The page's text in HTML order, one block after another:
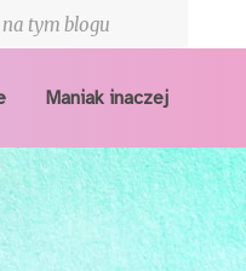
Maniak inaczej